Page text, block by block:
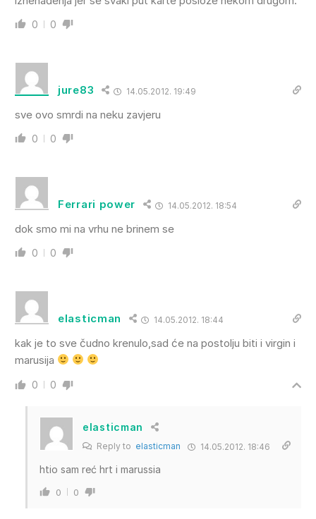
0 0
jure83 14.05.2012. 19:49
sve ovo smrdi na neku zavjeru
0 0
Ferrari power 14.05.2012. 18:54
dok smo mi na vrhu ne brinem se
0 0
elasticman 14.05.2012. 18:44
kak je to sve čudno krenulo,sad će na postolju biti i virgin i
marusija
0 0
elasticman
Reply to elasticman 14.05.2012. 18:46
htio sam reć hrt i marussia
0 0